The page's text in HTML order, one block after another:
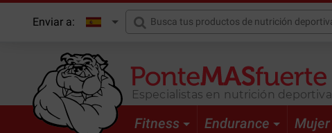
Enviar a:
Especialistas en nutrición deportiva
Fitness Endurance Mujer